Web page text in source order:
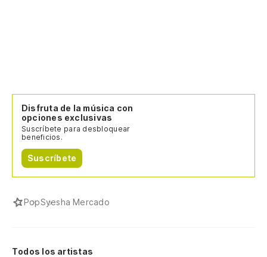
Disfruta de la música con
opciones exclusivas
Suscríbete para desbloquear
beneficios.
Suscríbete
PopSyesha Mercado
Todos los artistas